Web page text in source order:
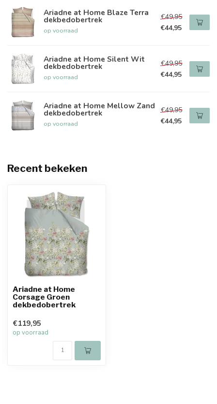
Ariadne at Home Blaze Terra
dekbedobertrek
op voorraad
€49,95
€44,95
Ariadne at Home Silent Wit
dekbedobertrek
op voorraad
€49,95
€44,95
Ariadne at Home Mellow Zand
dekbedobertrek
op voorraad
€49,95
€44,95
Recent bekeken
Ariadne at Home
Corsage Groen
dekbedobertrek
€119,95
op voorraad